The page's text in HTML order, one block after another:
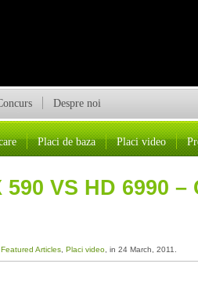
Despre noi
Placi de baza Placi video
VS HD 6990 –
Featured Articles, Placi video, in 24 March, 2011.